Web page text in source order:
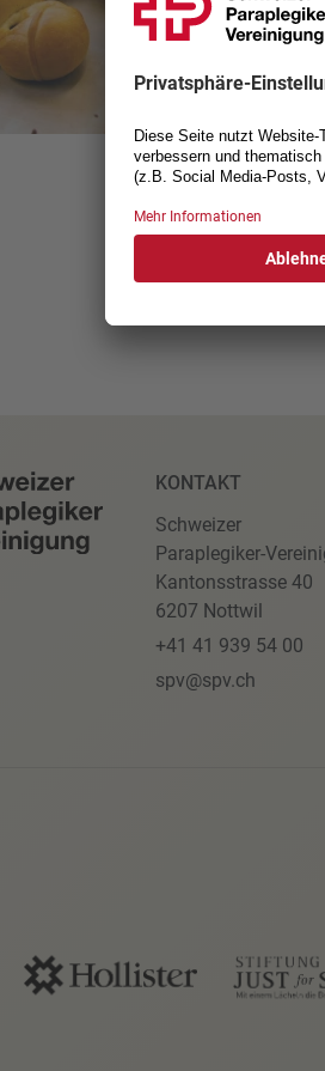
KONTAKT
Schweizer
Paraplegiker-
Kantonsstrasse 40
6207 Nottwil
+41 41 939 54 00
spv@spv.ch